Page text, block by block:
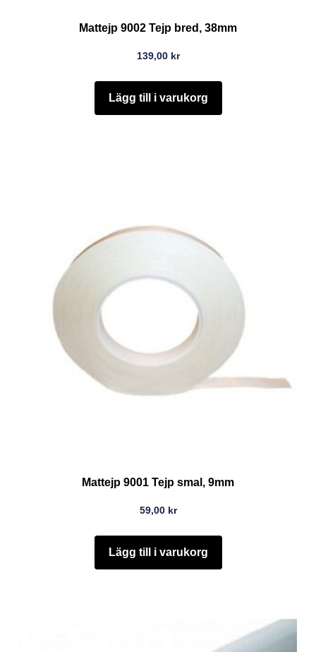
Mattejp 9002 Tejp bred, 38mm
139,00 kr
Lägg till i varukorg
Mattejp 9001 Tejp smal, 9mm
59,00 kr
Lägg till i varukorg